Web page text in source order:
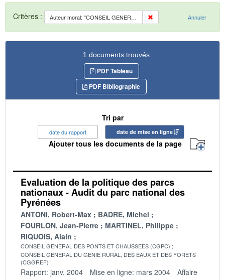
Critères : Auteur moral: "CONSEIL GENERAL DU GENIE RURAL, DES EAUX ET DES FORETS (CGGREF)" Annuler
1 documents trouvés
PDF Tableau
PDF Bibliographie
Tri par
date du rapport date de mise en ligne
Ajouter tous les documents de la page
Evaluation de la politique des parcs
nationaux - Audit du parc national des
Pyrénées
ANTONI, Robert-Max
BADRE, Michel
FOURLON, Jean-Pierre
MARTINEL, Philippe
RIQUOIS, Alain
CONSEIL GENERAL DES PONTS ET CHAUSSEES (CGPC)
CONSEIL GENERAL DU GENIE RURAL, DES EAUX ET DES FORETS
(CGGREF)
Rapport: janv. 2004 Mise en ligne: mars 2004
Affaire